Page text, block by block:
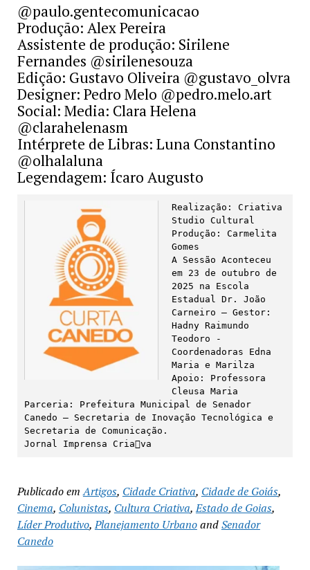
@paulo.gentecomunicacao
Produção: Alex Pereira
Assistente de produção: Sirilene
Fernandes @sirilenesouza
Edição: Gustavo Oliveira @gustavo_olvra
Designer: Pedro Melo @pedro.melo.art
Social: Media: Clara Helena
@clarahelenasm
Intérprete de Libras: Luna Constantino
@olhalaluna
Legendagem: Ícaro Augusto
Realização: Criativa
Studio Cultural
Produção: Carmelita
Gomes
A Sessão Aconteceu
em 23 de outubro de
2025 na Escola
Estadual Dr. João
Carneiro – Gestor:
Hadny Raimundo
Teodoro -
Coordenadoras Edna
Maria e Marilza
Apoio: Professora
Cleusa Maria
Parceria: Prefeitura Municipal de Senador
Canedo – Secretaria de Inovação Tecnológica e
Secretaria de Comunicação.
Jornal Imprensa Cria􀆟va
Publicado em Artigos, Cidade Criativa, Cidade de Goiás,
Cinema, Colunistas, Cultura Criativa,Estado de Goias,
Líder Produtivo,Planejamento UrbanoandSenador
Canedo